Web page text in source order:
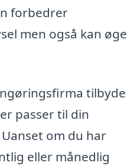
forbedrer
men også kan øge
tilbyde
passer til din
om du har
eller månedlig